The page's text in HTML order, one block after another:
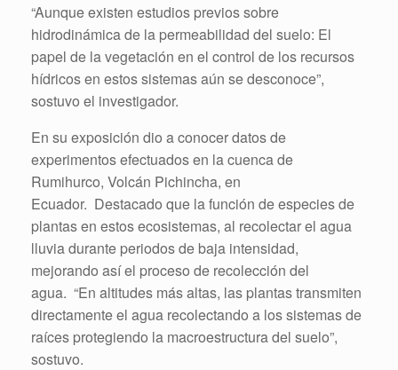
“Aunque existen estudios previos sobre
hidrodinámica de la permeabilidad del suelo: El
papel de la vegetación en el control de los recursos
hídricos en estos sistemas aún se desconoce”,
sostuvo el investigador.
En su exposición dio a conocer datos de
experimentos efectuados en la cuenca de
Rumihurco, Volcán Pichincha, en
Ecuador. Destacado que la función de especies de
plantas en estos ecosistemas, al recolectar el agua
lluvia durante periodos de baja intensidad,
mejorando así el proceso de recolección del
agua. “En altitudes más altas, las plantas transmiten
directamente el agua recolectando a los sistemas de
raíces protegiendo la macroestructura del suelo”,
sostuvo.